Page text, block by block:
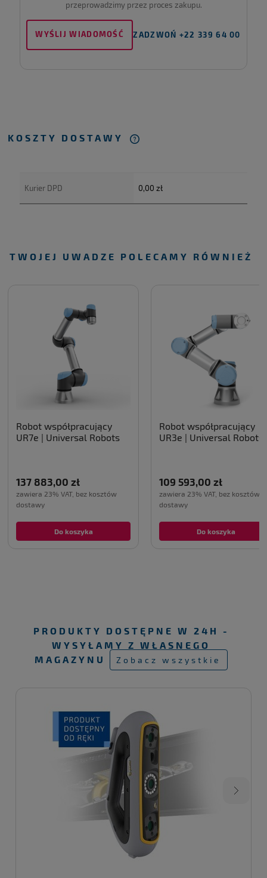
przeprowadzimy przez proces zakupu.
WYŚLIJ WIADOMOŚĆ ZADZWOŃ +22 339 64 00
KOSZTY DOSTAWY
Kurier DPD 0,00 zł
TWOJEJ UWADZE POLECAMY RÓWNIEŻ
Robot współpracujący
UR7e | Universal Robots
137 883,00 zł
zawiera 23% VAT, bez kosztów
dostawy
Do koszyka
Robot współpracujący
UR3e | Universal Robots
109 593,00 zł
zawiera 23% VAT, bez kosztów
dostawy
Do koszyka
PRODUKTY DOSTĘPNE W 24H -
WYSYŁAMY Z WŁASNEGO
MAGAZYNU
Zobacz wszystkie